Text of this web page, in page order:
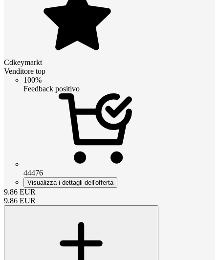
Cdkeymarkt
Venditore top
100%
Feedback positivo
44476
Visualizza i dettagli dell'offerta
9.86 EUR
9.86 EUR